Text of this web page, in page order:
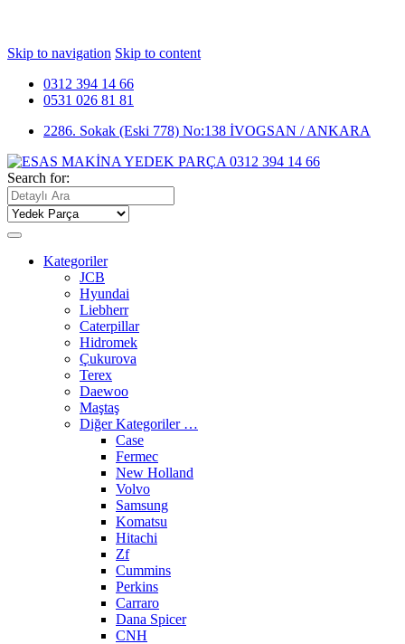
Skip to navigation Skip to content
0312 394 14 66
0531 026 81 81
2286. Sokak (Eski 778) No:138 İVOGSAN / ANKARA
Search for:
Kategoriler
JCB
Hyundai
Liebherr
Caterpillar
Hidromek
Çukurova
Terex
Daewoo
Maştaş
Diğer Kategoriler …
Case
Fermec
New Holland
Volvo
Samsung
Komatsu
Hitachi
Zf
Cummins
Perkins
Carraro
Dana Spicer
CNH